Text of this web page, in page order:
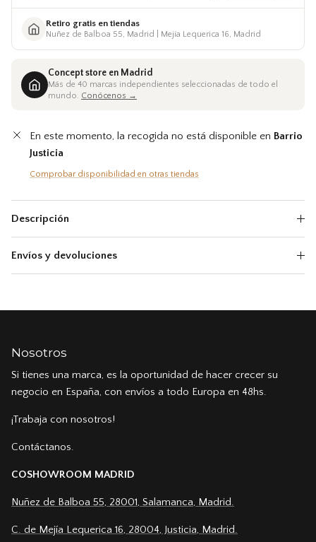
Retiro gratis en tiendas
Nuñez de Balboa 55, Madrid | Mejía Lequerica 16, Madrid
Concept store en Madrid
Más de 40 marcas independientes seleccionadas de todo el
mundo. Conócenos →
En este momento, la recogida no está disponible en Barrio
Justicia
Comprobar disponibilidad en otras tiendas
Descripción
Envíos y devoluciones
Nosotros
Si tienes una marca, es la oportunidad de hacer crecer su
negocio en España, con envíos a todo Europa en 48hs.
¡Trabaja con nosotros!
Contáctanos.
COSHOWROOM MADRID
Nuñez de Balboa 55, 28001, Salamanca, Madrid.
C. de Mejía Lequerica 16, 28004, Justicia, Madrid.